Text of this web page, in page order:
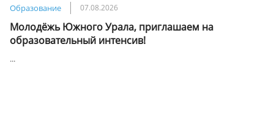
Образование 07.08.2026
Молодёжь Южного Урала, приглашаем на
образовательный интенсив!
...